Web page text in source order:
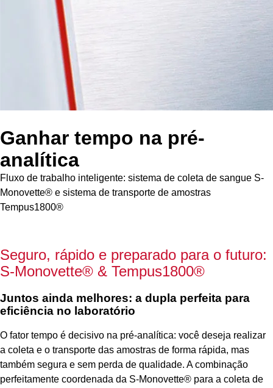
Ganhar tempo na pré-
analítica
Fluxo de trabalho inteligente: sistema de coleta de sangue S-
Monovette® e sistema de transporte de amostras
Tempus1800®
Seguro, rápido e preparado para o futuro:
S-Monovette® & Tempus1800®
Juntos ainda melhores: a dupla perfeita para
eficiência no laboratório
O fator tempo é decisivo na pré-analítica: você deseja realizar
a coleta e o transporte das amostras de forma rápida, mas
também segura e sem perda de qualidade. A combinação
perfeitamente coordenada da S-Monovette® para a coleta de